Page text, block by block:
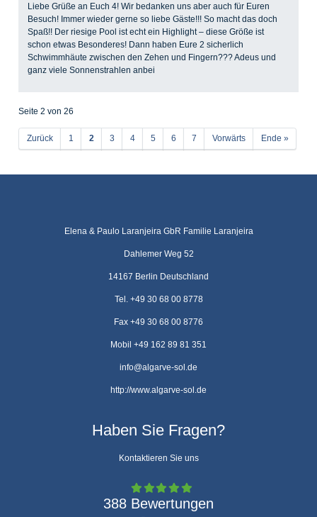
Liebe Grüße an Euch 4! Wir bedanken uns aber auch für Euren
Besuch! Immer wieder gerne so liebe Gäste!!! So macht das doch
Spaß!! Der riesige Pool ist echt ein Highlight – diese Größe ist
schon etwas Besonderes! Dann haben Eure 2 sicherlich
Schwimmhäute zwischen den Zehen und Fingern??? Adeus und
ganz viele Sonnenstrahlen anbei
Seite 2 von 26
Zurück 1 2 3 4 5 6 7 Vorwärts Ende »
Elena & Paulo Laranjeira GbR Familie Laranjeira
Dahlemer Weg 52
14167 Berlin Deutschland
Tel. +49 30 68 00 8778
Fax +49 30 68 00 8776
Mobil +49 162 89 81 351
info@algarve-sol.de
http://www.algarve-sol.de
Haben Sie Fragen?
Kontaktieren Sie uns
388 Bewertungen